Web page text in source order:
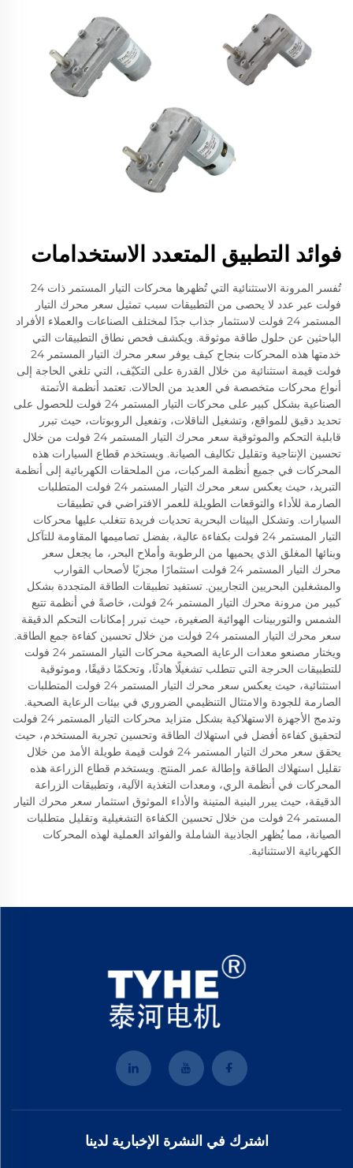
فوائد التطبيق المتعدد الاستخدامات
تُفسر المرونة الاستثنائية التي تُظهرها محركات التيار المستمر ذات 24
فولت عبر عدد لا يحصى من التطبيقات سبب تمثيل سعر محرك التيار
المستمر 24 فولت لاستثمار جذاب جدًا لمختلف الصناعات والعملاء الأفراد
الباحثين عن حلول طاقة موثوقة. ويكشف فحص نطاق التطبيقات التي
خدمتها هذه المحركات بنجاح كيف يوفر سعر محرك التيار المستمر 24
فولت قيمة استثنائية من خلال القدرة على التكيّف، التي تلغي الحاجة إلى
أنواع محركات متخصصة في العديد من الحالات. تعتمد أنظمة الأتمتة
الصناعية بشكل كبير على محركات التيار المستمر 24 فولت للحصول على
تحديد دقيق للمواقع، وتشغيل الناقلات، وتفعيل الروبوتات، حيث تبرر
قابلية التحكم والموثوقية سعر محرك التيار المستمر 24 فولت من خلال
تحسين الإنتاجية وتقليل تكاليف الصيانة. ويستخدم قطاع السيارات هذه
المحركات في جميع أنظمة المركبات، من الملحقات الكهربائية إلى أنظمة
التبريد، حيث يعكس سعر محرك التيار المستمر 24 فولت المتطلبات
الصارمة للأداء والتوقعات الطويلة للعمر الافتراضي في تطبيقات
السيارات. وتشكل البيئات البحرية تحديات فريدة تتغلب عليها محركات
التيار المستمر 24 فولت بكفاءة عالية، بفضل تصاميمها المقاومة للتآكل
وبنائها المغلق الذي يحميها من الرطوبة وأملاح البحر، ما يجعل سعر
محرك التيار المستمر 24 فولت استثمارًا مجزيًا لأصحاب القوارب
والمشغلين البحريين التجاريين. تستفيد تطبيقات الطاقة المتجددة بشكل
كبير من مرونة محرك التيار المستمر 24 فولت، خاصةً في أنظمة تتبع
الشمس والتوربينات الهوائية الصغيرة، حيث تبرر إمكانات التحكم الدقيقة
سعر محرك التيار المستمر 24 فولت من خلال تحسين كفاءة جمع الطاقة.
ويختار مصنعو معدات الرعاية الصحية محركات التيار المستمر 24 فولت
للتطبيقات الحرجة التي تتطلب تشغيلًا هادئًا، وتحكمًا دقيقًا، وموثوقية
استثنائية، حيث يعكس سعر محرك التيار المستمر 24 فولت المتطلبات
الصارمة للجودة والامتثال التنظيمي الضروري في بيئات الرعاية الصحية.
وتدمج الأجهزة الاستهلاكية بشكل متزايد محركات التيار المستمر 24 فولت
لتحقيق كفاءة أفضل في استهلاك الطاقة وتحسين تجربة المستخدم، حيث
يحقق سعر محرك التيار المستمر 24 فولت قيمة طويلة الأمد من خلال
تقليل استهلاك الطاقة وإطالة عمر المنتج. ويستخدم قطاع الزراعة هذه
المحركات في أنظمة الري، ومعدات التغذية الآلية، وتطبيقات الزراعة
الدقيقة، حيث يبرر البنية المتينة والأداء الموثوق استثمار سعر محرك التيار
المستمر 24 فولت من خلال تحسين الكفاءة التشغيلية وتقليل متطلبات
الصيانة، مما يُظهر الجاذبية الشاملة والفوائد العملية لهذه المحركات
الكهربائية الاستثنائية.
اشترك في النشرة الإخبارية لدينا